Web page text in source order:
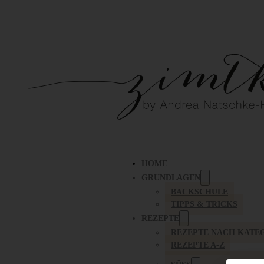
HOME
GRUNDLAGEN
BACKSCHULE
TIPPS & TRICKS
REZEPTE
REZEPTE NACH
REZEPTE A-Z